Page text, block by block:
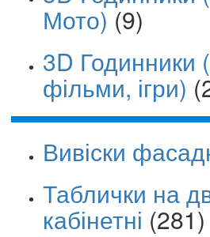
Мото) (9)
3D Годинники
фільми, ігри)
Вивіски
Таблички на
кабінетні (281)